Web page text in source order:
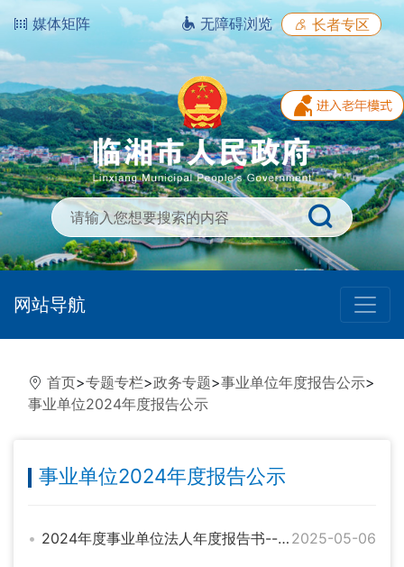
媒体矩阵 无障碍浏览 长者专区
网站导航
首页>专题专栏>政务专题>事业单位年度报告公示>
事业单位2024年度报告公示
事业单位2024年度报告公示
2024年度事业单位法人年度报告书--临湘市长安中心小学 2025-05-06